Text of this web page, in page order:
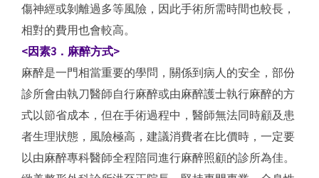
傷神經或剝離過多等風險，因此手術所需時間也較長，
相對的費用也會較高。
<因素3．麻醉方式>
麻醉是一門相當重要的學問，關係到病人的安全，部份
診所會由執刀醫師自行麻醉或由麻醉護士執行麻醉的方
式以節省成本，但在手術過程中，醫師無法同時顧及患
者生理狀態，風險極高，建議消費者在比價時，一定要
以由麻醉專科醫師全程陪同進行麻醉照顧的診所為佳。